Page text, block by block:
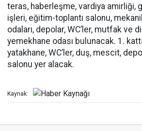
teras, haberleşme, vardiya amirliği,
işleri, eğitim-toplantı salonu,
odaları, depolar, WC’ler, mutfak ve
yemekhane odası bulunacak. 1.
yatakhane, WC’ler, duş, mescit,
salonu yer alacak.
Kaynak: